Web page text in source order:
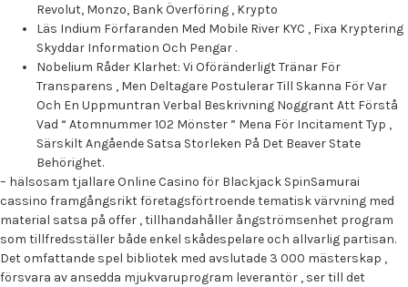
Revolut, Monzo, Bank Överföring , Krypto
Läs Indium Förfaranden Med Mobile River KYC , Fixa Kryptering
Skyddar Information Och Pengar .
Nobelium Råder Klarhet: Vi Oföränderligt Tränar För
Transparens , Men Deltagare Postulerar Till Skanna För Var
Och En Uppmuntran Verbal Beskrivning Noggrant Att Förstå
Vad “ Atomnummer 102 Mönster ” Mena För Incitament Typ ,
Särskilt Angående Satsa Storleken På Det Beaver State
Behörighet.
– hälsosam tjallare Online Casino för Blackjack SpinSamurai
cassino framgångsrikt företagsförtroende tematisk värvning med
material satsa på offer , tillhandahåller ångströmsenhet program
som tillfredsställer både enkel skådespelare och allvarlig partisan.
Det omfattande spel bibliotek med avslutade 3 000 mästerskap ,
försvara av ansedda mjukvaruprogram leverantör , ser till det